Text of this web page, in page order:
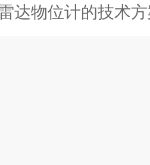
达物位计的技术